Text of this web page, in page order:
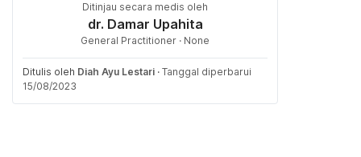
Ditinjau secara medis oleh
dr. Damar Upahita
General Practitioner · None
Ditulis oleh Diah Ayu Lestari · Tanggal diperbarui
15/08/2023